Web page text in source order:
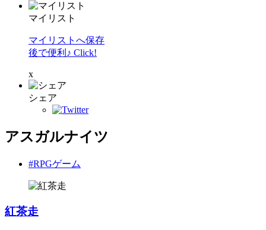
マイリスト
マイリストへ保存
後で便利♪ Click!
x
シェア
アスガルナイツ
#RPGゲーム
紅茶走